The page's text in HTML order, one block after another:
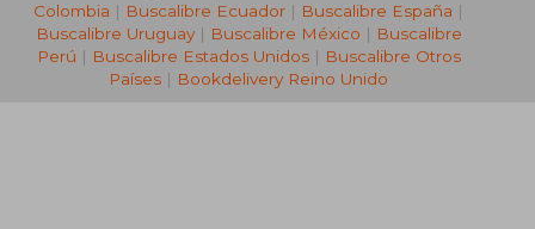
Colombia | Buscalibre Ecuador | Buscalibre España |
Buscalibre Uruguay| Buscalibre México | Buscalibre
Perú | Buscalibre Estados Unidos| Buscalibre Otros
Países | Bookdelivery Reino Unido